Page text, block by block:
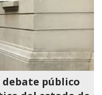
público